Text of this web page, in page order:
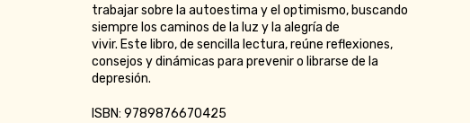
trabajar sobre la autoestima y el optimismo, buscando
siempre los caminos de la luz y la alegría de
vivir. Este libro, de sencilla lectura, reúne reflexiones,
consejos y dinámicas para prevenir o librarse de la
depresión.
ISBN: 9789876670425